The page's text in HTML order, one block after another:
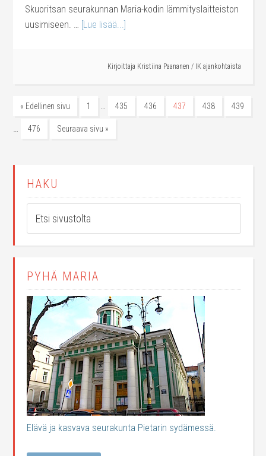
Skuoritsan seurakunnan Maria-kodin lämmityslaitteiston
uusimiseen. … [Lue lisää...]
Kirjoittaja Kristiina Paananen / IK ajankohtaista
« Edellinen sivu 1 … 435 436 437 438 439
… 476 Seuraava sivu »
HAKU
PYHÄ MARIA
Elävä ja kasvava seurakunta Pietarin sydämessä.